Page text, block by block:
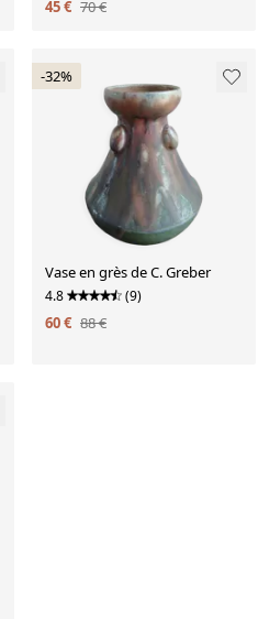
45 € 70 €
-32%
Vase en grès de C. Greber
4.8 (9)
60 € 88 €